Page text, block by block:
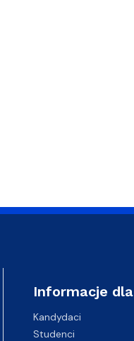
Informacje dla
Kandydaci
Studenci